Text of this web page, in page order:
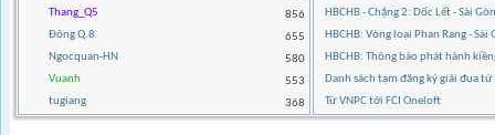
856
Thang_Q5
655
Đông Q.8
580
Ngocquan-HN
553
Vuanh
368
tugiang
HBCHB - Chặng 2: Dốc Lết - Sài
HBCHB: Vòng loại Phan Rang -
HBCHB: Thông báo phát hành
Danh sách tạm đăng ký giải đua
Từ VNPC tới FCI Oneloft